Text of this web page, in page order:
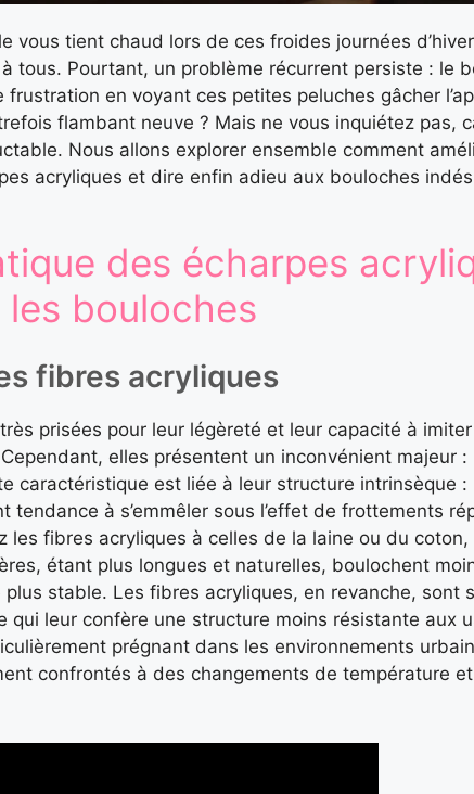
vous tient chaud lors de ces froides journées
tous. Pourtant, un problème récurrent persiste : le
frustration en voyant ces petites peluches gâcher
flambant neuve ? Mais ne vous inquiétez pas,
Nous allons explorer ensemble comment
acryliques et dire enfin adieu aux bouloches
des écharpes
bouloches
fibres acryliques
prisées pour leur légèreté et leur capacité à
elles présentent un inconvénient majeur :
caractéristique est liée à leur structure intrinsèque :
tendance à s’emmêler sous l’effet de frottements
les fibres acryliques à celles de la laine ou du coton,
étant plus longues et naturelles, boulochent
stable. Les fibres acryliques, en revanche, sont
qui leur confère une structure moins résistante aux
prégnant dans les environnements
confrontés à des changements de température